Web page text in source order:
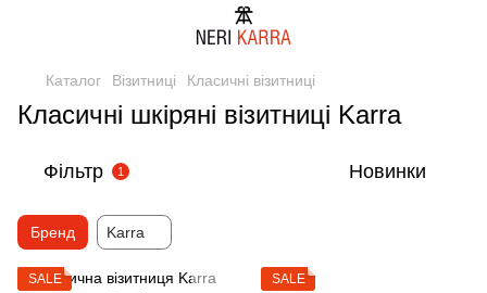
Каталог Візитниці Класичні візитниці
Класичні шкіряні візитниці Karra
Фільтр 1 Новинки
Бренд Karra
SALE
SALE